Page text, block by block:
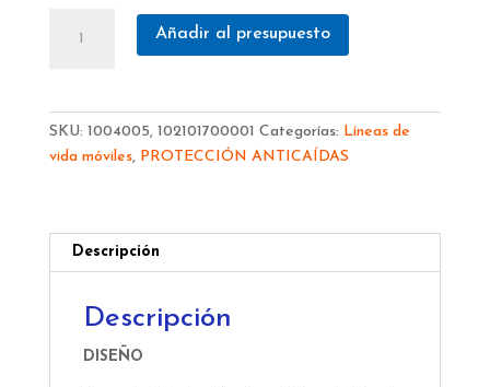
20M
Añadir al presupuesto
SKU: 1004005, 102101700001 Categorías: Líneas de
vida móviles, PROTECCIÓN ANTICAÍDAS
Descripción
Descripción
DISEÑO